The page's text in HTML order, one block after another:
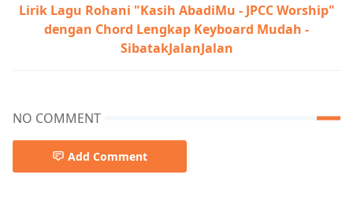
Lirik Lagu Rohani "Kasih AbadiMu - JPCC Worship"
dengan Chord Lengkap Keyboard Mudah -
SibatakJalanJalan
NO COMMENT
Add Comment